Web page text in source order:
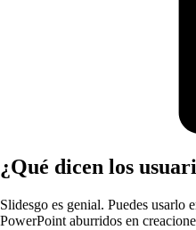
¿Qué dicen los
Slidesgo es genial. Puedes usarlo
PowerPoint aburridos en